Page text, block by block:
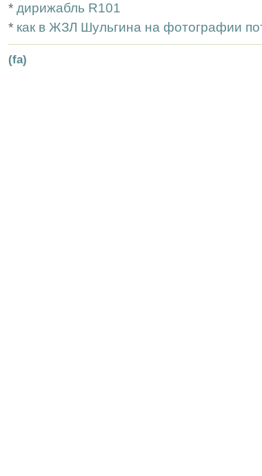
* дирижабль R101
* как в ЖЗЛ Шульгина на фотографии
(fa)